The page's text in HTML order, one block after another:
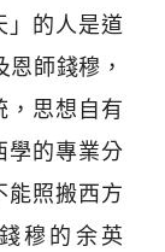
」的人是道
師錢穆，
，思想自有
學的專業分
能照搬西方
穆的余英